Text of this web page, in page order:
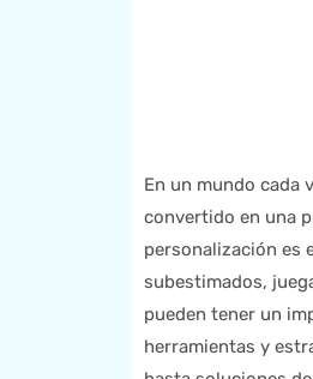
En un mundo cada
convertido en una
personalización es
subestimados,
pueden tener un
herramientas y